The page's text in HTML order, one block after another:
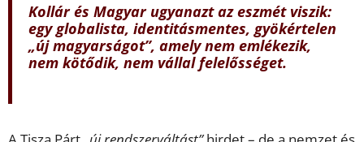
Kollár és Magyar ugyanazt az eszmét viszik:
egy globalista, identitásmentes, gyökértelen
„új magyarságot”, amely nem emlékezik,
nem kötődik, nem vállal felelősséget.